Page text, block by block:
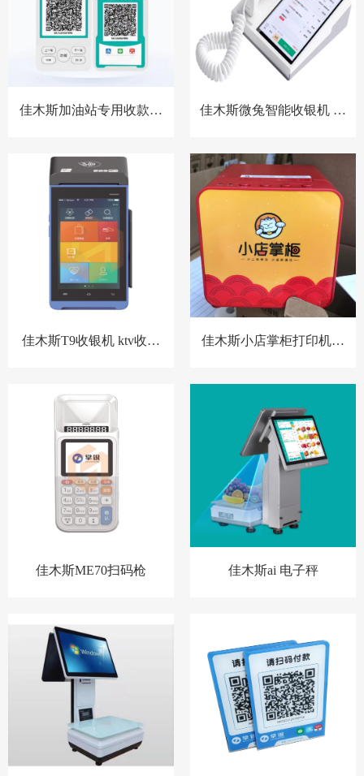
佳木斯加油站专用收款音
佳木斯微兔智能收银机 零
佳木斯T9收银机 ktv收银
佳木斯小店掌柜打印机，
佳木斯ME70扫码枪 佳木斯ai 电子秤